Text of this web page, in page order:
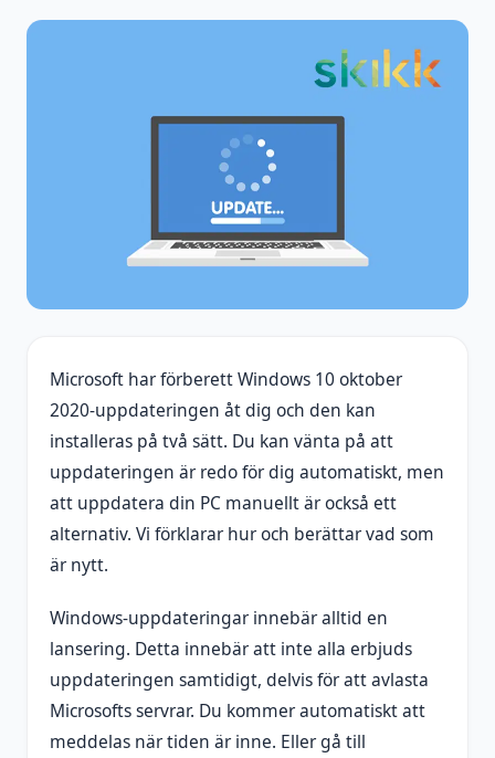
Microsoft har förberett Windows 10 oktober
2020-uppdateringen åt dig och den kan
installeras på två sätt. Du kan vänta på att
uppdateringen är redo för dig automatiskt, men
att uppdatera din PC manuellt är också ett
alternativ. Vi förklarar hur och berättar vad som
är nytt.
Windows-uppdateringar innebär alltid en
lansering. Detta innebär att inte alla erbjuds
uppdateringen samtidigt, delvis för att avlasta
Microsofts servrar. Du kommer automatiskt att
meddelas när tiden är inne. Eller gå till